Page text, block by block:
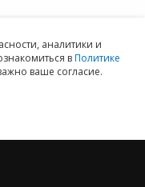
аналитики и
вПолитике
ваше согласие.